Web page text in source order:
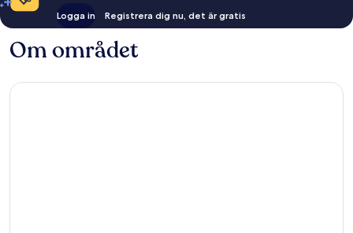
Logga in Registrera dig nu, det är gratis
Om området